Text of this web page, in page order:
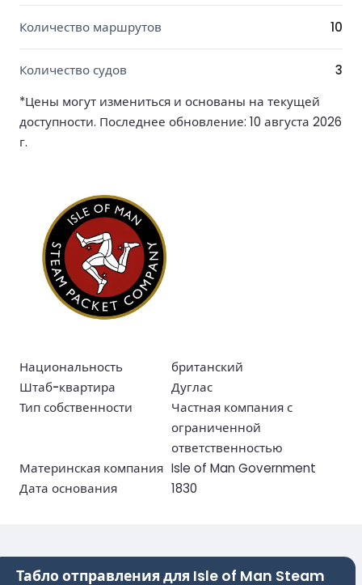
Количество маршрутов 10
Количество судов
3
*Цены могут измениться и основаны на текущей
доступности. Последнее обновление: 10 августа 2026
г.
Национальность
британский
Штаб-квартира
Дуглас
Тип собственности
Частная компания с
ограниченной
ответственностью
Материнская компания Isle of Man Government
Дата основания
1830
Табло отправления для Isle of Man Steam